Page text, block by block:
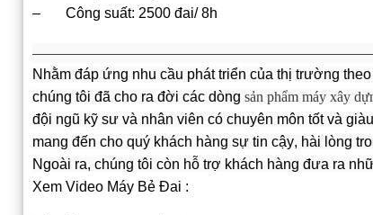
– Công suất: 2500 đai/ 8h
Nhằm đáp ứng nhu cầu phát triển của thị trường
chúng tôi đã cho ra đời các dòng sản phẩm máy xây
đội ngũ kỹ sư và nhân viên có chuyên môn tốt và
mang đến cho quý khách hàng sự tin cậy, hài lòng
Ngoài ra, chúng tôi còn hỗ trợ khách hàng đưa ra
Xem Video Máy Bẻ Đai :